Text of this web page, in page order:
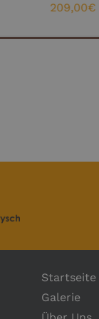
209,00€
Startseite
Galerie